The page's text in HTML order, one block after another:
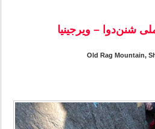
Old Rag Mountain,